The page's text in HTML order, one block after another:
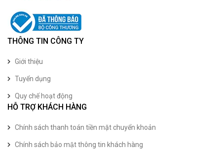
THÔNG TIN CÔNG TY
Giới thiệu
Tuyển dụng
Quy chế hoạt động
HỖ TRỢ KHÁCH HÀNG
Chính sách thanh toán tiền mặt chuyển khoản
Chính sách bảo mật thông tin khách hàng